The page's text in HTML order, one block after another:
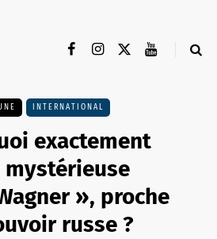
INTERNATIONAL
exactement
mystérieuse
», proche
russe ?